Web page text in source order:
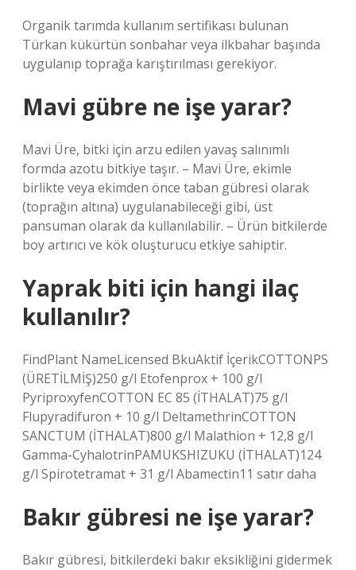
Organik tarımda kullanım sertifikası bulunan
Türkan kükürtün sonbahar veya ilkbahar başında
uygulanıp toprağa karıştırılması gerekiyor.
Mavi gübre ne işe yarar?
Mavi Üre, bitki için arzu edilen yavaş salınımlı
formda azotu bitkiye taşır. – Mavi Üre, ekimle
birlikte veya ekimden önce taban gübresi olarak
(toprağın altına) uygulanabileceği gibi, üst
pansuman olarak da kullanılabilir. – Ürün bitkilerde
boy artırıcı ve kök oluşturucu etkiye sahiptir.
Yaprak biti için hangi ilaç
kullanılır?
FindPlant NameLicensed BkuAktif İçerikCOTTONPS
(ÜRETİLMİŞ)250 g/l Etofenprox + 100 g/l
PyriproxyfenCOTTON EC 85 (İTHALAT)75 g/l
Flupyradifuron + 10 g/l DeltamethrinCOTTON
SANCTUM (İTHALAT)800 g/l Malathion + 12,8 g/l
Gamma-CyhalotrinPAMUKSHIZUKU (İTHALAT)124
g/l Spirotetramat + 31 g/l Abamectin11 satır daha
Bakır gübresi ne işe yarar?
Bakır gübresi, bitkilerdeki bakır eksikliğini gidermek